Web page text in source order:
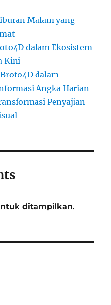
Malam yang
dalam Ekosistem
Kini
dalam
Angka Harian
Penyajian
ditampilkan.